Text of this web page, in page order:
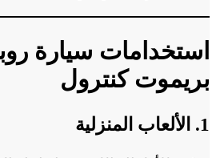
استخدامات سيارة
بريموت كنترول
1. الألعاب المنزلية